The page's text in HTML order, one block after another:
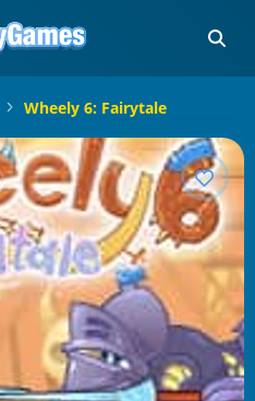
Wheely 6: Fairytale